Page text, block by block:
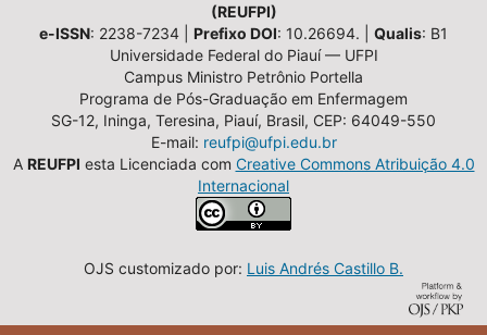
(REUFPI)
e-ISSN: 2238-7234 | Prefixo DOI: 10.26694. | Qualis: B1
Universidade Federal do Piauí — UFPI
Campus Ministro Petrônio Portella
Programa de Pós-Graduação em Enfermagem
SG-12, Ininga, Teresina, Piauí, Brasil, CEP: 64049-550
E-mail: reufpi@ufpi.edu.br
A REUFPI esta Licenciada com Creative Commons Atribuição 4.0
Internacional
OJS customizado por: Luis Andrés Castillo B.